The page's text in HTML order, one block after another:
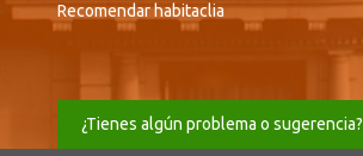
Recomendar habitaclia
¿Tienes algún problema o sugerencia?